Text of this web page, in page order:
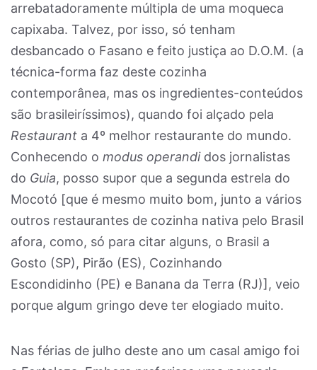
arrebatadoramente múltipla de uma moqueca
capixaba. Talvez, por isso, só tenham
desbancado o Fasano e feito justiça ao D.O.M. (a
técnica-forma faz deste cozinha
contemporânea, mas os ingredientes-conteúdos
são brasileiríssimos), quando foi alçado pela
Restaurant a 4º melhor restaurante do mundo.
Conhecendo o modus operandidos jornalistas
do Guia, posso supor que a segunda estrela do
Mocotó [que é mesmo muito bom, junto a vários
outros restaurantes de cozinha nativa pelo Brasil
afora, como, só para citar alguns, o Brasil a
Gosto (SP), Pirão (ES), Cozinhando
Escondidinho (PE) e Banana da Terra (RJ)], veio
porque algum gringo deve ter elogiado muito.
Nas férias de julho deste ano um casal amigo foi